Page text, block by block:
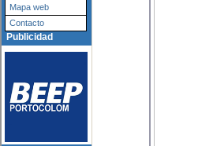
Mapa web
Contacto
Publicidad